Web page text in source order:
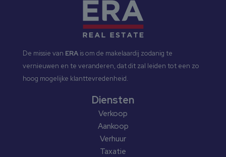
De missie van ERA is om de makelaardij zodanig te
vernieuwen en te veranderen, dat dit zal leiden tot een zo
hoog mogelijke klanttevredenheid.
Diensten
Verkoop
Aankoop
Verhuur
Taxatie